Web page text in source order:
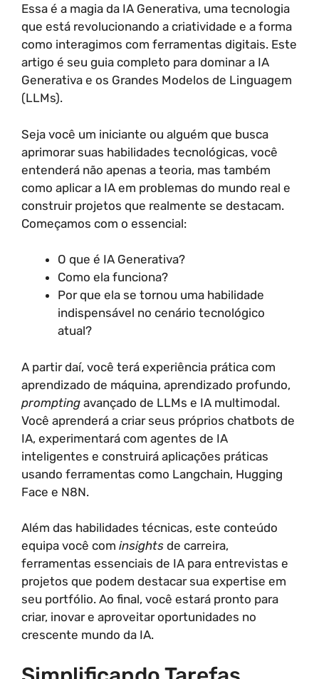
Essa é a magia da IA Generativa, uma tecnologia
que está revolucionando a criatividade e a forma
como interagimos com ferramentas digitais. Este
artigo é seu guia completo para dominar a IA
Generativa e os Grandes Modelos de Linguagem
(LLMs).
Seja você um iniciante ou alguém que busca
aprimorar suas habilidades tecnológicas, você
entenderá não apenas a teoria, mas também
como aplicar a IA em problemas do mundo real e
construir projetos que realmente se destacam.
Começamos com o essencial:
O que é IA Generativa?
Como ela funciona?
Por que ela se tornou uma habilidade
indispensável no cenário tecnológico
atual?
A partir daí, você terá experiência prática com
aprendizado de máquina, aprendizado profundo,
prompting avançado de LLMs e IA multimodal.
Você aprenderá a criar seus próprios chatbots de
IA, experimentará com agentes de IA
inteligentes e construirá aplicações práticas
usando ferramentas como Langchain, Hugging
Face e N8N.
Além das habilidades técnicas, este conteúdo
equipa você com insights de carreira,
ferramentas essenciais de IA para entrevistas e
projetos que podem destacar sua expertise em
seu portfólio. Ao final, você estará pronto para
criar, inovar e aproveitar oportunidades no
crescente mundo da IA.